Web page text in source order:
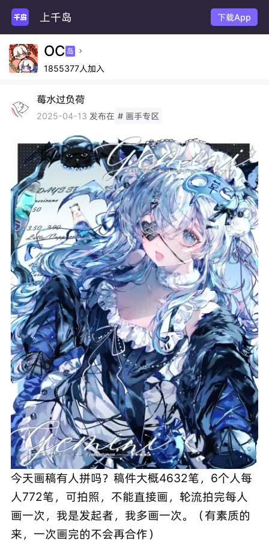
上千岛 下载App
OC 岛 
1855377人加入
莓水过负荷
2025-04-13 发布在 # 画手专区
今天画稿有人拼吗？稿件大概4632笔，6个人每
人772笔，可拍照，不能直接画，轮流拍完每人
画一次，我是发起者，我多画一次。（有素质的
来，一次画完的不会再合作） ​​​